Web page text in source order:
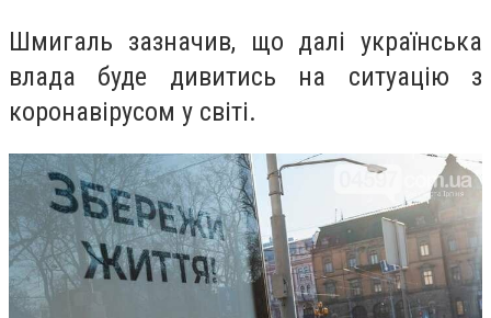
Шмигаль зазначив, що далі українська
влада буде дивитись на ситуацію з
коронавірусом у світі.